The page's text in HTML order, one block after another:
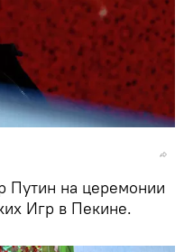
Путин на церемонии
Игр в Пекине.